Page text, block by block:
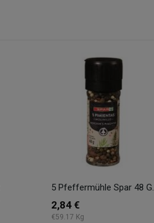
5 Pfeffermühle Spar 48 G.
2,84 €
€59.17 Kg